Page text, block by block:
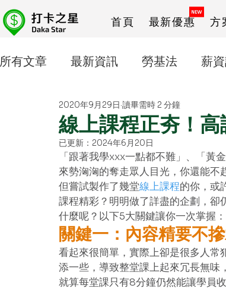
首頁 最新優惠 方
所有文章 最新資訊 勞基法 薪
人資忙什麼 線上課程 打卡之星
線上課程正夯！
2020年9月29日 讀畢需時 2 分鐘
已更新： 2024年6月20日
「跟著我學xxx一點都不難」、「黃
來勢洶洶的奪走眾人目光，你還能不
但嘗試製作了幾堂線上課程的你，或
課程精彩？明明做了詳盡的企劃，卻
什麼呢？以下5大關鍵讓你一次掌握：
關鍵一：內容精要不
看起來很簡單，實際上卻是很多人常
添一些，導致整堂課上起來冗長無味
就算每堂課只有8分鐘仍然能讓學員